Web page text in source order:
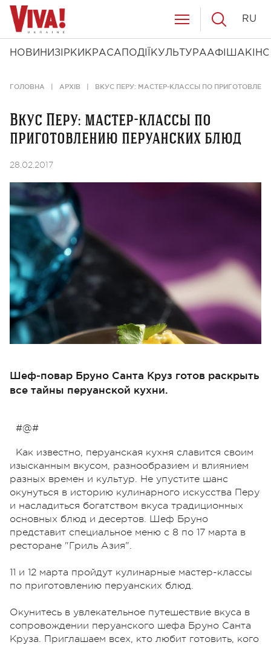
НОВИНИ ЗІРКИ КРАСА ПОДІЇ КУЛЬТУРААФІША КІНО
RU
ГОЛОВНА АРХІВ ВКУС ПЕРУ: МАСТЕР-КЛАССЫ ПО
Вкус Перу: мастер-классы по
приготовлению перуанских блюд
28.02.2017
Шеф-повар Бруно Санта Круз готов раскрыть
все тайны перуанской кухни.
#@#
Как известно, перуанская кухня славится своим
изысканным вкусом, разнообразием и влиянием
разных времен и культур. Не упустите шанс
окунуться в историю кулинарного искусства Перу
и насладиться богатством вкуса традиционных
основных блюд и десертов. Шеф Бруно
представит специальное меню с 8 по 17 марта в
ресторане "Гриль Азия".
11 и 12 марта пройдут кулинарные мастер-классы
по приготовлению перуанских блюд.
Окунитесь в увлекательное путешествие вкуса в
сопровождении перуанского шефа Бруно Санта
Круза. Приглашаем всех, кто любит готовить, кого